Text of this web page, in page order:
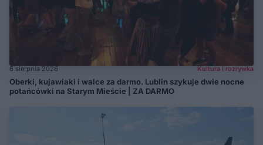
6 sierpnia 2026 Kultura i rozrywka
Oberki, kujawiaki i walce za darmo. Lublin szykuje dwie nocne
potańcówki na Starym Mieście | ZA DARMO